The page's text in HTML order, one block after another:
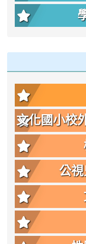
文化國小校
公視